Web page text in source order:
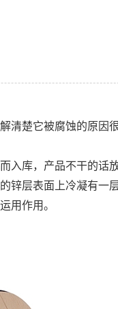
清楚它被腐蚀的原因
库，产品不干的话
锌层表面上冷凝有一
用作用。